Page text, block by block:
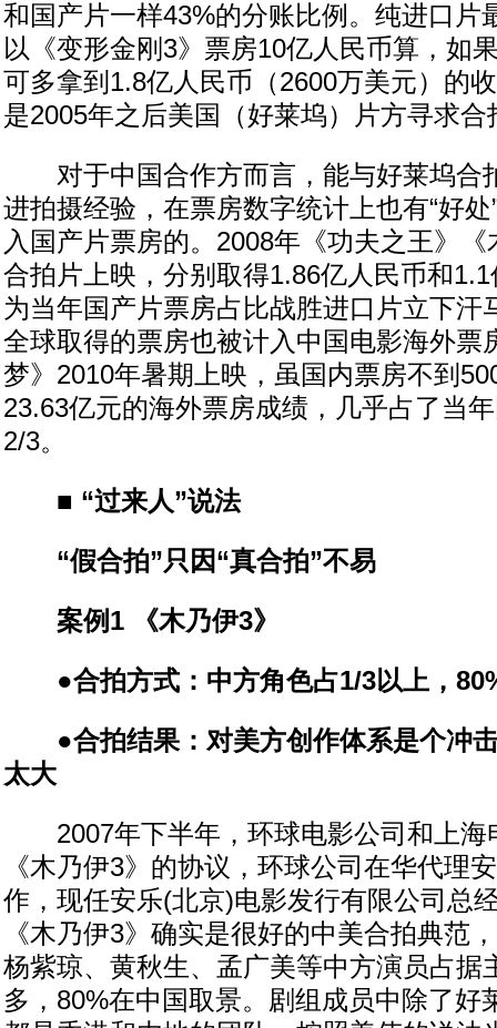
和国产片一样43%的分账比例。纯进口片
以《变形金刚3》票房10亿人民币算，如
可多拿到1.8亿人民币（2600万美元）的
是2005年之后美国（好莱坞）片方寻求
对于中国合作方而言，能与好莱坞合
进拍摄经验，在票房数字统计上也有“好
入国产片票房的。2008年《功夫之王》
合拍片上映，分别取得1.86亿人民币和
为当年国产片票房占比战胜进口片立下汗
全球取得的票房也被计入中国电影海外票
梦》2010年暑期上映，虽国内票房不到
23.63亿元的海外票房成绩，几乎占了当
2/3。
■ “过来人”说法
“假合拍”只因“真合拍”不易
案例1 《木乃伊3》
●合拍方式：中方角色占1/3以上，
●合拍结果：对美方创作体系是个冲击
太大
2007年下半年，环球电影公司和上海
《木乃伊3》的协议，环球公司在华代理
作，现任安乐(北京)电影发行有限公司总
《木乃伊3》确实是很好的中美合拍典范
杨紫琼、黄秋生、孟广美等中方演员占据
多，80%在中国取景。剧组成员中除了好